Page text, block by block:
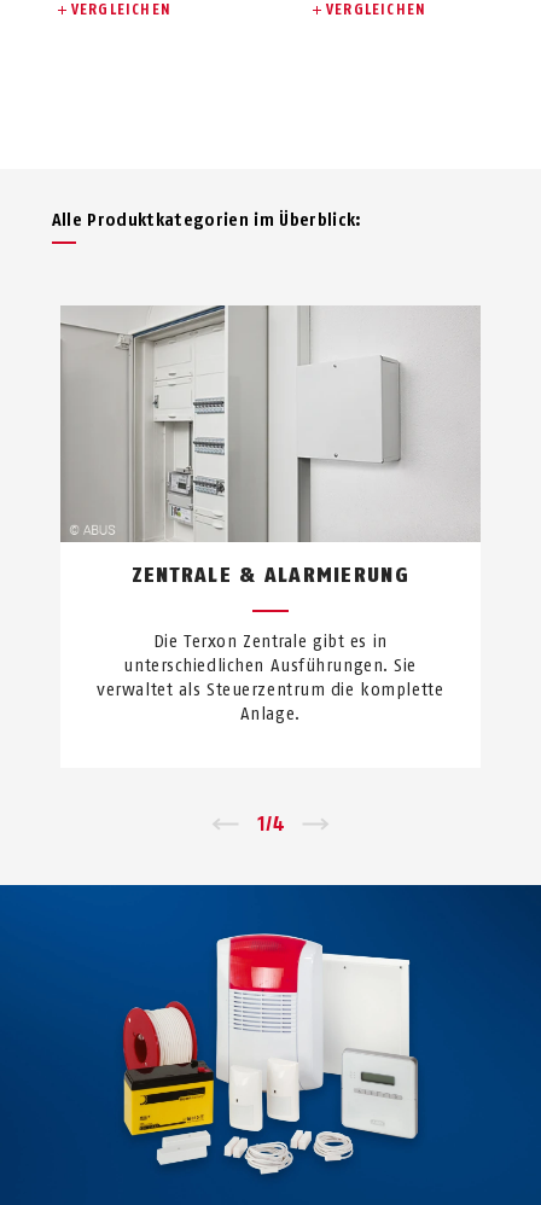
VERGLEICHEN VERGLEICHEN
Alle Produktkategorien im Überblick:
ZENTRALE & ALARMIERUNG
Die Terxon Zentrale gibt es in
unterschiedlichen Ausführungen. Sie
verwaltet als Steuerzentrum die komplette
Anlage.
1/4